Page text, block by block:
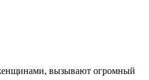
вызывают огромный